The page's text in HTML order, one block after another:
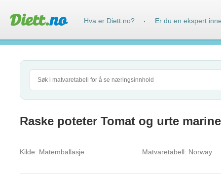
Raske poteter Tomat og urte
Kilde: Matemballasje Matvaretabell: Norway
Hva er Diett.no? · Er du en ekspert